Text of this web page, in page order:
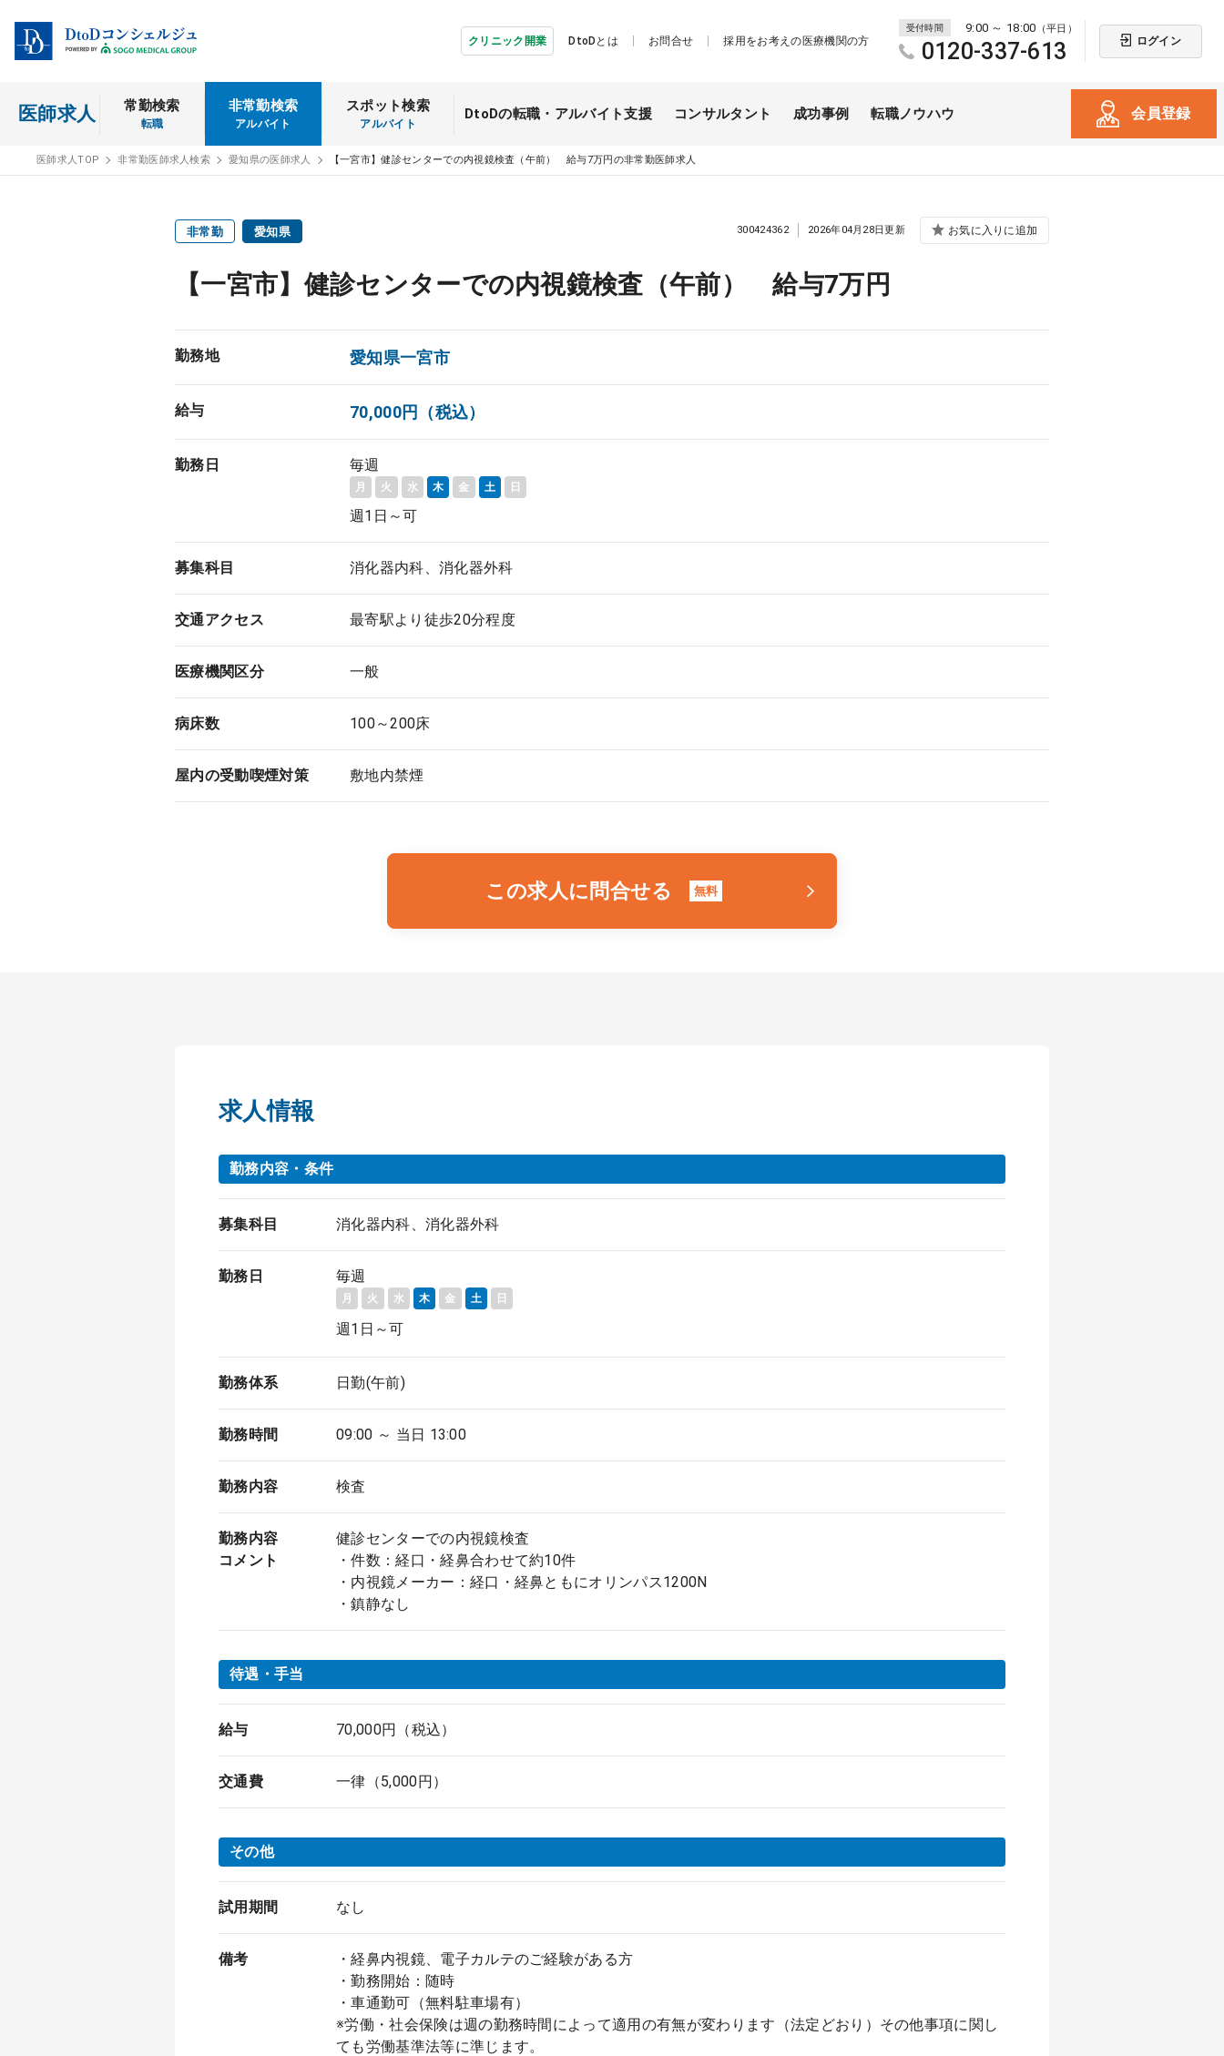
クリニック開業 DtoDとは お問合せ 採用をお考えの医療機関の方
受付時間 9:00 ～ 18:00 （平日）
0120-337-613 ログイン
医師求人 常勤検索
転職
非常勤検索
アルバイト
スポット検索
アルバイト
DtoDの転職・ アルバイト支援 コンサルタント 成功事例 転職ノウハウ 会員登録
医師求人TOP 非常勤医師求人検索 愛知県の医師求人 【一宮市】健診センターでの内視鏡検査（午前） 給与7万円の非常勤医師求人
非常勤 愛知県
【一宮市】健診センターでの内視鏡検査（午前） 給与7万円
300424362 2026年04月28日更新 お気に入りに追加
勤務地 愛知県一宮市
給与 70,000円（税込）
勤務日 毎週
月 火 水 木 金 土 日
週1日～可
募集科目 消化器内科、消化器外科
交通アクセス 最寄駅より徒歩20分程度
医療機関区分 一般
病床数 100～200床
屋内の受動喫煙対策 敷地内禁煙
この求人に問合せる 無料
求人情報
勤務内容・条件
募集科目 消化器内科、消化器外科
勤務日 毎週
月 火 水 木 金 土 日
週1日～可
勤務体系 日勤(午前)
勤務時間 09:00 ～ 当日 13:00
勤務内容 検査
勤務内容
コメント
健診センターでの内視鏡検査
・件数：経口・経鼻合わせて約10件
・内視鏡メーカー：経口・経鼻ともにオリンパス1200N
・鎮静なし
待遇・手当
給与 70,000円（税込）
交通費 一律（5,000円）
その他
試用期間 なし
備考
・経鼻内視鏡、電子カルテのご経験がある方
・勤務開始：随時
・車通勤可（無料駐車場有）
※労働・社会保険は週の勤務時間によって適用の有無が変わります（法定どおり）その他事項に関し
ても労働基準法等に準じます。